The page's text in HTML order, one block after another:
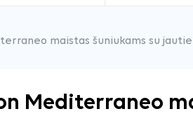
maistas šuniukams su
Mediterraneo